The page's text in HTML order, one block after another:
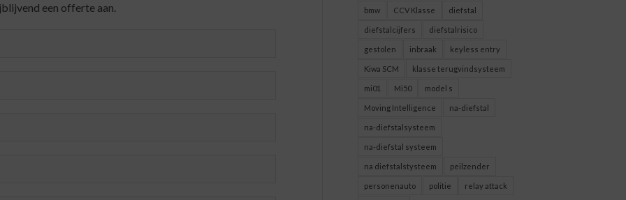
een offerte aan. bmw CCV Klasse diefstal
diefstalcijfers diefstalrisico
gestolen inbraak keyless entry
Kiwa SCM klasse terugvindsysteem
mi01 Mi50 model s
Moving Intelligence na-diefstal
na-diefstalsysteem
na-diefstal systeem
na diefstalstysteem peilzender
personenauto politie relay attack